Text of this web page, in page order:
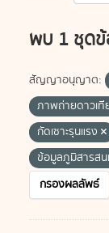
พบ 1 ชุด
สัญญาอนุญาต:
ภาพถ่ายดาวเที
กัดเซาะรุนแรง
ข้อมูลภูมิสารส
กรองผลลัพธ์